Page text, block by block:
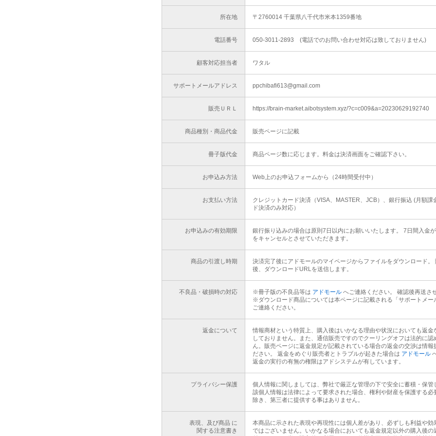
所在地 〒2760014 千葉県八千代市米本1359番地
電話番号 050-3011-2893 (電話でのお問い合わせ対応は致しておりません)
顧客対応担当者 ワタル
サポートメールアドレス ppchibafi613@gmail.com
販売ＵＲＬ https://brain-market.aibotsystem.xyz/?c=c009&a=20230629192740
商品種別・商品代金 販売ページに記載
冊子版代金 商品ページ数に応じます。料金は決済画面をご確認下さい。
お申込み方法 Web上のお申込フォームから（24時間受付中）
お支払い方法
クレジットカード決済（VISA、MASTER、JCB）、銀行振込 (月額課
ド決済のみ対応）
お申込みの有効期限
銀行振り込みの場合は原則7日以内にお願いいたします。 7日間入金
をキャンセルとさせていただきます。
商品の引渡し時期
決済完了後にアドモールのマイページからファイルをダウンロード。
後、ダウンロードURLを送信します。
不良品・破損時の対応 ※冊子版の不良品等は アドモール へご連絡ください。 確認後再送さ
※ダウンロード商品については本ページに記載される「サポートメー
ご連絡ください。
返金について
情報商材という特質上、購入後はいかなる理由や状況においても返金
しておりません。また、通信販売ですのでクーリングオフは法的に認
ん。販売ページに返金規定が記載されている場合の返金の交渉は情報
ださい。 返金をめぐり販売者とトラブルが起きた場合は アドモール
返金の実行の有無の権限はアドシステムが有しています。
プライバシー保護
個人情報に関しましては、弊社で厳正な管理の下で安全に蓄積・保管
該個人情報は法律によって要求された場合、権利や財産を保護する必
除き、第三者に提供する事はありません。
表現、及び商品 に
関する注意書き
本商品に示された表現や再現性には個人差があり、必ずしも利益や効
ではございません。いかなる場合においても返金規定以外の購入後の